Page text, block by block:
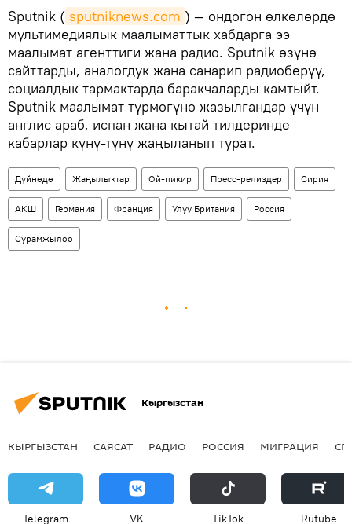
Sputnik ( sputniknews.com ) — ондогон өлкөлөрдө
мультимедиялык маалыматтык хабдарга ээ
маалымат агенттиги жана радио. Sputnik өзүнө
сайттарды, аналогдук жана санарип радиоберүү,
социалдык тармактарда баракчаларды камтыйт.
Sputnik маалымат түрмөгүнө жазылгандар үчүн
англис араб, испан жана кытай тилдеринде
кабарлар күнү-түнү жаңыланып турат.
Дүйнөдө Жаңылыктар Ой-пикир Пресс-релиздер Сирия
АКШ Германия Франция Улуу Британия Россия
Сурамжылоо
Кыргызстан
КЫРГЫЗСТАН САЯСАТ РАДИО РОССИЯ МИГРАЦИЯ
Telegram VK ТikТоk Rutube